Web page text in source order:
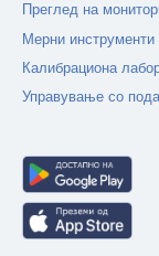
Преглед на
Мерни
Калибрациона
Управување со